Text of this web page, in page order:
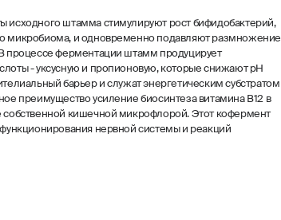
исходного штамма стимулируют рост бифидобактерий,
микробиома, и одновременно подавляют размножение
процессе ферментации штамм продуцирует
- уксусную и пропионовую, которые снижают pH
барьер и служат энергетическим субстратом
преимущество усиление биосинтеза витамина В12 в
собственной кишечной микрофлорой. Этот кофермент
нервной системы и реакций